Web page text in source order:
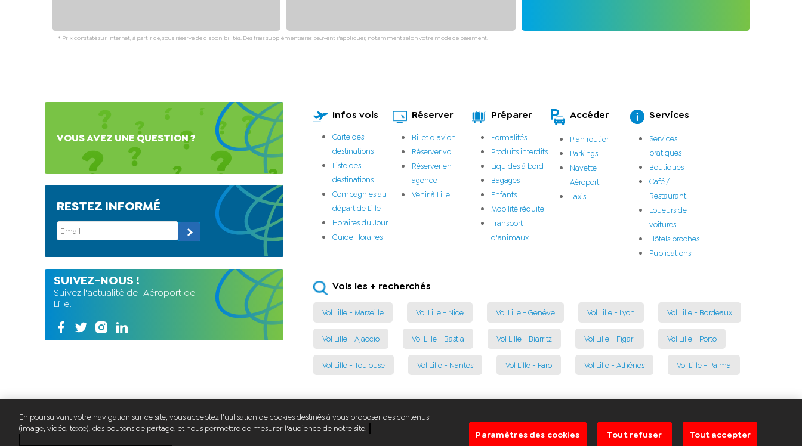
* Prix constaté sur internet, à partir de, sous réserve de disponibilités. Des frais supplémentaires peuvent s'appliquer, notamment selon votre mode de paiement.
VOUS AVEZ UNE QUESTION ?
RESTEZ INFORMÉ
SUIVEZ-NOUS !
Suivez l'actualité de l'Aéroport de
Lille.
Infos vols
Carte des
destinations
Liste des
destinations
Compagnies au
départ de Lille
Horaires du Jour
Guide Horaires
Réserver
Billet d'avion
Réserver vol
Réserver en
agence
Venir à Lille
Préparer
Formalités
Produits interdits
Liquides à bord
Bagages
Enfants
Mobilité réduite
Transport
d'animaux
Accéder
Plan routier
Parkings
Navette
Aéroport
Taxis
Services
Services
pratiques
Boutiques
Café /
Restaurant
Loueurs de
voitures
Hôtels proches
Publications
Vols les + recherchés
Vol Lille - Marseille Vol Lille - Nice Vol Lille - Genève Vol Lille - Lyon Vol Lille - Bordeaux
Vol Lille - Ajaccio Vol Lille - Bastia Vol Lille - Biarritz Vol Lille - Figari Vol Lille - Porto
Vol Lille - Toulouse Vol Lille - Nantes Vol Lille - Faro Vol Lille - Athènes Vol Lille - Palma
© Aéroport de Lille
En poursuivant votre navigation sur ce site, vous acceptez l'utilisation de cookies destinés à vous proposer des contenus
(image, vidéo, texte), des boutons de partage, et nous permettre de mesurer l'audience de notre site.
Paramètres des cookies Tout refuser Tout accepter